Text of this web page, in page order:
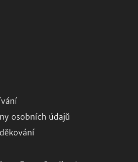
osobních údajů